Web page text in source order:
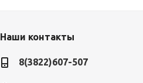
Наши контакты
8(3822)607-507